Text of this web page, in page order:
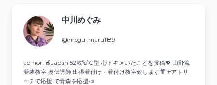
中川めぐみ
@megu_maru1189
aomori 🍎Japan 52歳🐮O型 心トキメいたことを投稿💖 山野流
着装教室 奥伝講師 出張着付け・着付け教室致します👘 #アトリ
ーチで応援 で青森を応援📣